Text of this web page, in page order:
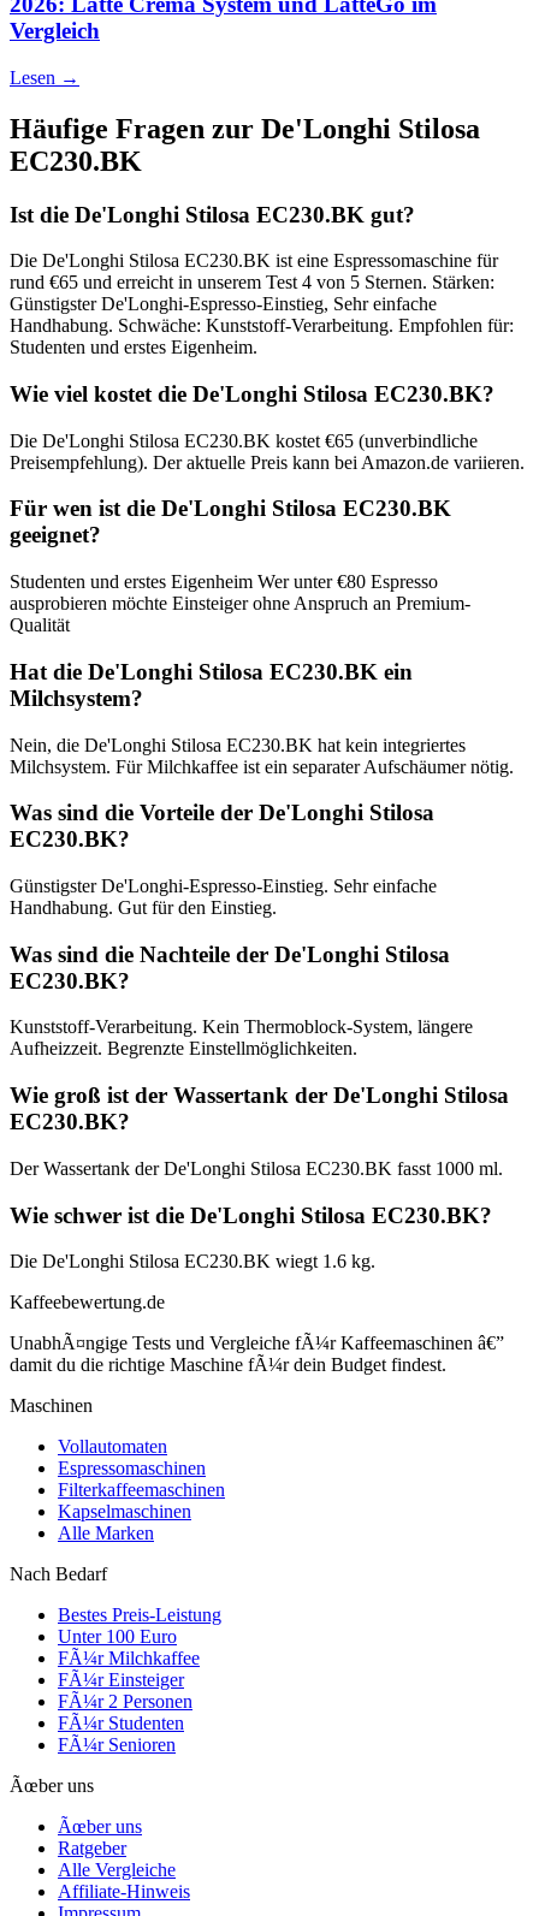
Vergleich
Lesen →
Häufige Fragen zur De'Longhi Stilosa
EC230.BK
Ist die De'Longhi Stilosa EC230.BK gut?
Die De'Longhi Stilosa EC230.BK ist eine Espressomaschine für
rund €65 und erreicht in unserem Test 4 von 5 Sternen. Stärken:
Günstigster De'Longhi-Espresso-Einstieg, Sehr einfache
Handhabung. Schwäche: Kunststoff-Verarbeitung. Empfohlen für:
Studenten und erstes Eigenheim.
Wie viel kostet die De'Longhi Stilosa EC230.BK?
Die De'Longhi Stilosa EC230.BK kostet €65 (unverbindliche
Preisempfehlung). Der aktuelle Preis kann bei Amazon.de variieren.
Für wen ist die De'Longhi Stilosa EC230.BK
geeignet?
Studenten und erstes Eigenheim Wer unter €80 Espresso
ausprobieren möchte Einsteiger ohne Anspruch an Premium-
Qualität
Hat die De'Longhi Stilosa EC230.BK ein
Milchsystem?
Nein, die De'Longhi Stilosa EC230.BK hat kein integriertes
Milchsystem. Für Milchkaffee ist ein separater Aufschäumer nötig.
Was sind die Vorteile der De'Longhi Stilosa
EC230.BK?
Günstigster De'Longhi-Espresso-Einstieg. Sehr einfache
Handhabung. Gut für den Einstieg.
Was sind die Nachteile der De'Longhi Stilosa
EC230.BK?
Kunststoff-Verarbeitung. Kein Thermoblock-System, längere
Aufheizzeit. Begrenzte Einstellmöglichkeiten.
Wie groß ist der Wassertank der De'Longhi Stilosa
EC230.BK?
Der Wassertank der De'Longhi Stilosa EC230.BK fasst 1000 ml.
Wie schwer ist die De'Longhi Stilosa EC230.BK?
Die De'Longhi Stilosa EC230.BK wiegt 1.6 kg.
Kaffeebewertung.de
UnabhÃ¤ngige Tests und Vergleiche fÃ¼r Kaffeemaschinen â€”
damit du die richtige Maschine fÃ¼r dein Budget findest.
Maschinen
Vollautomaten
Espressomaschinen
Filterkaffeemaschinen
Kapselmaschinen
Alle Marken
Nach Bedarf
Bestes Preis-Leistung
Unter 100 Euro
FÃ¼r Milchkaffee
FÃ¼r Einsteiger
FÃ¼r 2 Personen
FÃ¼r Studenten
FÃ¼r Senioren
Ãœber uns
Ãœber uns
Ratgeber
Alle Vergleiche
Affiliate-Hinweis